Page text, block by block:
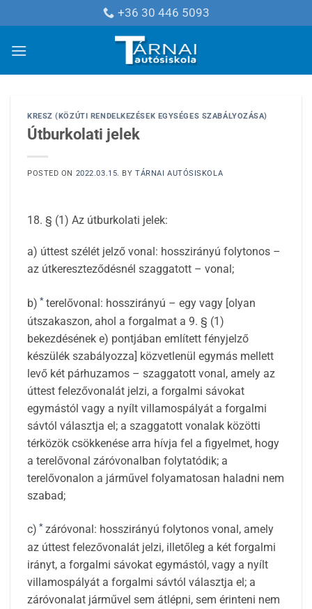
to
content
+36 30 446 5093
KRESZ (KÖZÚTI RENDELKEZÉSEK EGYSÉGES SZABÁLYOZÁSA)
Útburkolati jelek
POSTED ON 2022.03.15. BYTÁRNAI AUTÓSISKOLA
18. § (1) Az útburkolati jelek:
a) úttest szélét jelző vonal: hosszirányú folytonos –
az útkereszteződésnél szaggatott – vonal;
b) * terelővonal: hosszirányú – egy vagy [olyan
útszakaszon, ahol a forgalmat a 9. § (1)
bekezdésének e) pontjában említett fényjelző
készülék szabályozza] közvetlenül egymás mellett
levő két párhuzamos – szaggatott vonal, amely az
úttest felezővonalát jelzi, a forgalmi sávokat
egymástól vagy a nyílt villamospályát a forgalmi
sávtól választja el; a szaggatott vonalak közötti
térközök csökkenése arra hívja fel a figyelmet, hogy
a terelővonal záróvonalban folytatódik; a
terelővonalon a járművel folyamatosan haladni nem
szabad;
c) * záróvonal: hosszirányú folytonos vonal, amely
az úttest felezővonalát jelzi, illetőleg a két forgalmi
irányt, a forgalmi sávokat egymástól, vagy a nyílt
villamospályát a forgalmi sávtól választja el; a
záróvonalat járművel sem átlépni, sem érinteni nem